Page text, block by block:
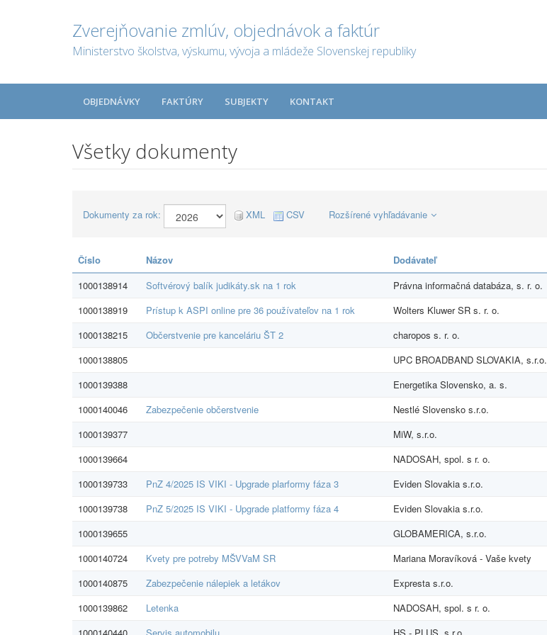
Zverejňovanie zmlúv, objednávok a faktúr
Ministerstvo školstva, výskumu, vývoja a mládeže Slovenskej republiky
OBJEDNÁVKY FAKTÚRY SUBJEKTY KONTAKT
Všetky dokumenty
Dokumenty za rok: XML CSV Rozšírené vyhľadávanie
Číslo Názov Dodávateľ
1000138914
Softvérový balík judikáty.sk na 1 rok Právna informačná databáza, s. r. o.
1000138919
Prístup k ASPI online pre 36 používateľov na 1 rok Wolters Kluwer SR s. r. o.
1000138215
Občerstvenie pre kanceláriu ŠT 2 charopos s. r. o.
1000138805
UPC BROADBAND SLOVAKIA, s.r.o.
1000139388
Energetika Slovensko, a. s.
1000140046
Zabezpečenie občerstvenie Nestlé Slovensko s.r.o.
1000139377
MiW, s.r.o.
1000139664
NADOSAH, spol. s r. o.
1000139733
PnZ 4/2025 IS VIKI - Upgrade plarformy fáza 3 Eviden Slovakia s.r.o.
1000139738
PnZ 5/2025 IS VIKI - Upgrade platformy fáza 4 Eviden Slovakia s.r.o.
1000139655
GLOBAMERICA, s.r.o.
1000140724
Kvety pre potreby MŠVVaM SR Mariana Moravíková - Vaše kvety
1000140875
Zabezpečenie nálepiek a letákov Expresta s.r.o.
1000139862
Letenka NADOSAH, spol. s r. o.
1000140440
Servis automobilu HS - PLUS, s.r.o.